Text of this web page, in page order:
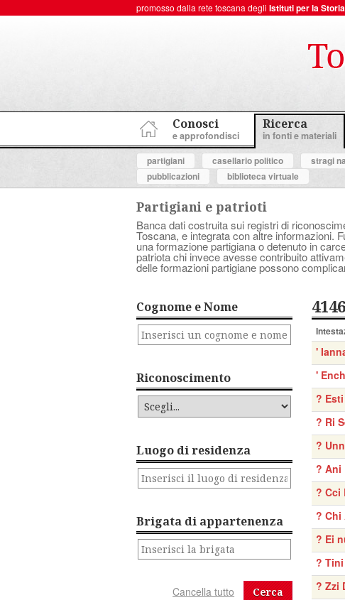
promosso dalla rete toscana degli Istituti per la
Conosci
e approfondisci
Ricerca
in fonti e materiali
partigiani
casellario politico stragi
pubblicazioni
biblioteca virtuale
Partigiani e patrioti
Banca dati costruita sui registri di
Toscana, e integrata con altre informazioni.
una formazione partigiana o detenuto in
patriota chi invece avesse contribuito
delle formazioni partigiane possono
Cognome e Nome
Riconoscimento
Luogo di residenza
Brigata di appartenenza
Cerca
'
'
?
? Ri
?
? Ani
? Cci
?
? Ei
?
? Zzi